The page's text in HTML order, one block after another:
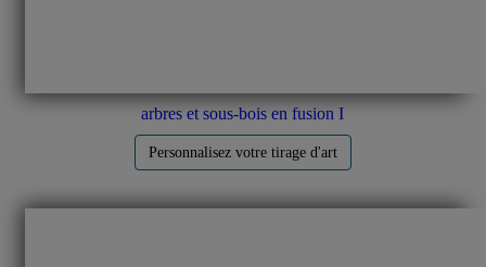
arbres et sous-bois en fusion I
Personnalisez votre tirage d'art